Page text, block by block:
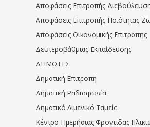
Αποφάσεις Επιτροπής
Αποφάσεις Επιτροπής Ποιότητας
Αποφάσεις Οικονομικής Επιτροπής
Δευτεροβάθμιας Εκπαίδευσης
ΔΗΜΟΤΕΣ
Δημοτική Επιτροπή
Δημοτική Ραδιοφωνία
Δημοτικό Λιμενικό Ταμείο
Κέντρο Ημερήσιας Φροντίδας